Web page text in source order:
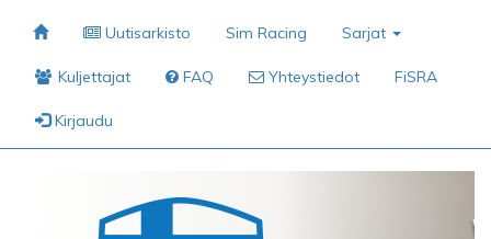
Uutisarkisto Sim Racing Sarjat
Kuljettajat FAQ Yhteystiedot FiSRA
Kirjaudu